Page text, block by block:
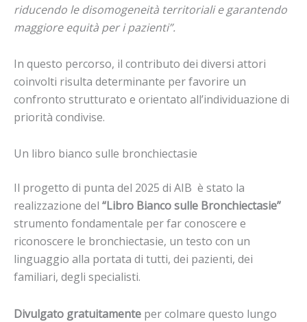
riducendo le disomogeneità territoriali e garantendo
maggiore equità per i pazienti”.
In questo percorso, il contributo dei diversi attori
coinvolti risulta determinante per favorire un
confronto strutturato e orientato all’individuazione di
priorità condivise.
Un libro bianco sulle bronchiectasie
Il progetto di punta del 2025 di AIB è stato la
realizzazione del “Libro Bianco sulle Bronchiectasie”
strumento fondamentale per far conoscere e
riconoscere le bronchiectasie, un testo con un
linguaggio alla portata di tutti, dei pazienti, dei
familiari, degli specialisti.
Divulgato gratuitamente per colmare questo lungo